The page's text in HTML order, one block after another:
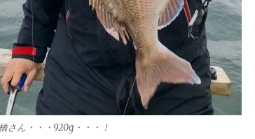
さん・・・920g・・・！